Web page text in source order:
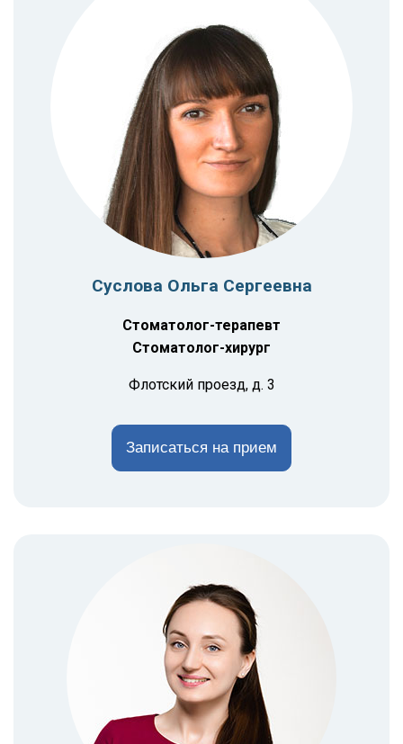
Суслова Ольга Сергеевна
Стоматолог-терапевт
Стоматолог-хирург
Флотский проезд, д. 3
Записаться на прием